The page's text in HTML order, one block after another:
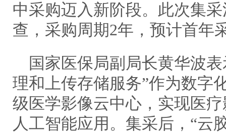
中采购迈入新阶段。此次集
查，采购周期2年，预计首年
国家医保局副局长黄华波
理和上传存储服务”作为数字
级医学影像云中心，实现医
人工智能应用。集采后，“云